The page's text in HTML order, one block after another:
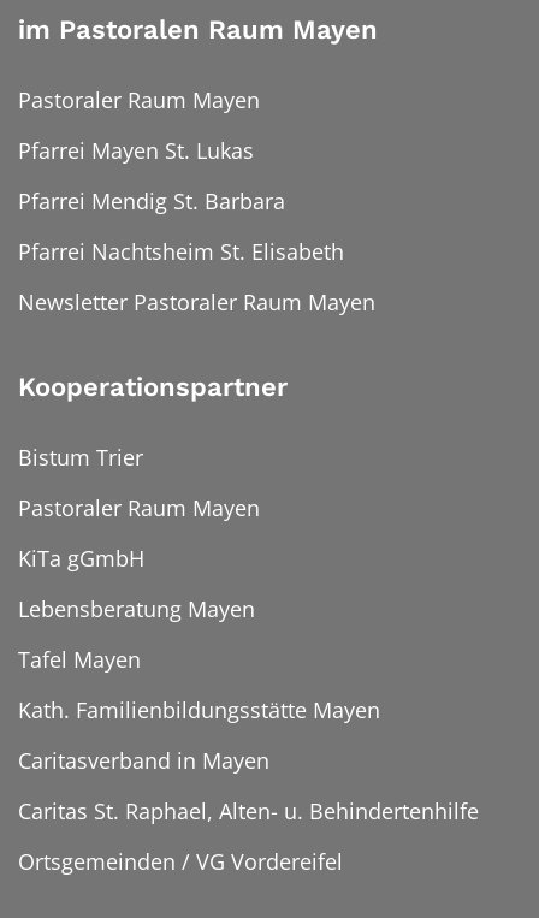
im Pastoralen Raum Mayen
Pastoraler Raum Mayen
Pfarrei Mayen St. Lukas
Pfarrei Mendig St. Barbara
Pfarrei Nachtsheim St. Elisabeth
Newsletter Pastoraler Raum Mayen
Kooperationspartner
Bistum Trier
Pastoraler Raum Mayen
KiTa gGmbH
Lebensberatung Mayen
Tafel Mayen
Kath. Familienbildungsstätte Mayen
Caritasverband in Mayen
Caritas St. Raphael, Alten- u. Behindertenhilfe
Ortsgemeinden / VG Vordereifel